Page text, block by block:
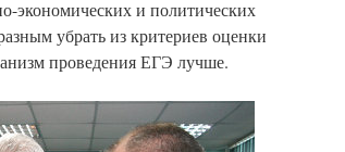
экономических и политических
убрать из критериев оценки
проведения ЕГЭ лучше.